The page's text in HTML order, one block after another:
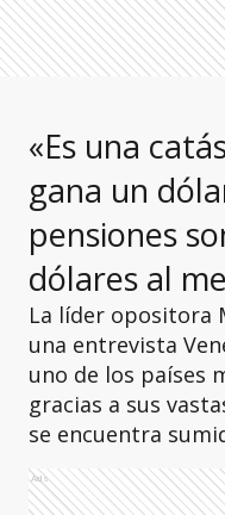
«Es una
gana un
pensiones
dólares al
La líder opositora
una entrevista
uno de los países
gracias a sus
se encuentra
Ads